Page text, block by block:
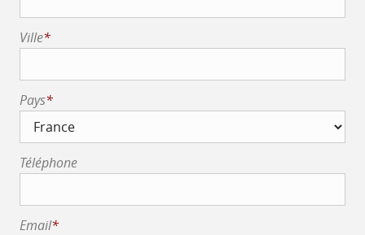
Ville*
Pays*
Téléphone
Email*